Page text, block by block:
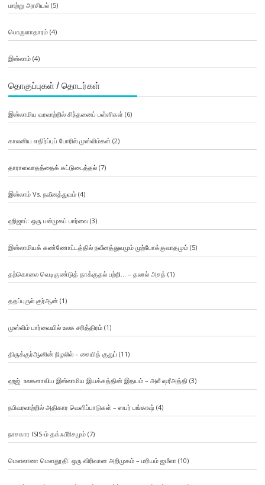
மாற்று அரசியல்(5)
பொருளாதாரம்(4)
இஸ்லாம்(4)
தொகுப்புகள் / தொடர்கள்
இஸ்லாமிய வரலாற்றில் சிந்தனைப் பள்ளிகள் (6)
காலனிய எதிர்ப்புப் போரில் முஸ்லிம்கள் (2)
தாராளவாதத்தைக் கட்டுடைத்தல்(7)
இஸ்லாம் Vs. நவீனத்துவம்(4)
ஹிஜாப்: ஒரு பன்முகப் பார்வை(3)
இஸ்லாமியக் கண்ணோட்டத்தில் நவீனத்துவமும் முற்போக்குவாதமும்(5)
தற்கொலை வெடிகுண்டுத் தாக்குதல் பற்றி… – தலால் அசத் (1)
ததப்புருல் குர்ஆன் (1)
முஸ்லிம் பார்வையில் உலக சரித்திரம்(1)
திருக்குர்ஆனின் நிழலில் – சையித் குதுப் (11)
ஹஜ்: உலகளாவிய இஸ்லாமிய இயக்கத்தின் இதயம் – அலீ ஷரீஅத்தி (3)
நபிவரலாற்றில் அதிகார வெளிப்பாடுகள் – ஸபர் பங்காஷ் (4)
நாசகார ISIS-ம் தக்ஃபீரிசமும்(7)
மௌலானா மௌதூதி: ஒரு விரிவான அறிமுகம் – மரியம் ஜமீலா (10)